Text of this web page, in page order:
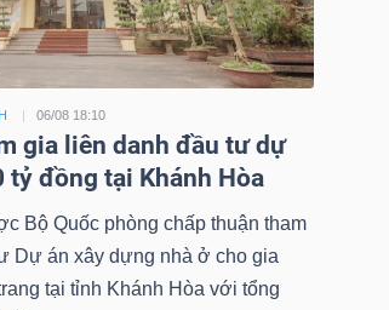
06/08 18:10
gia liên danh đầu tư dự
tỷ đồng tại Khánh Hòa
Bộ Quốc phòng chấp thuận tham
Dự án xây dựng nhà ở cho gia
tại tỉnh Khánh Hòa với tổng